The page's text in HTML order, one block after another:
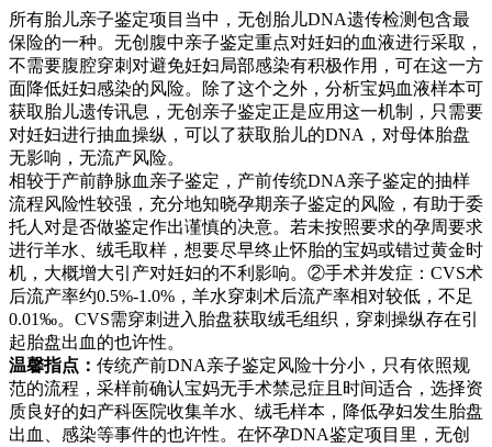
所有胎儿亲子鉴定项目当中，无创胎儿DNA遗传检测包含最
保险的一种。无创腹中亲子鉴定重点对妊妇的血液进行采取，
不需要腹腔穿刺对避免妊妇局部感染有积极作用，可在这一方
面降低妊妇感染的风险。除了这个之外，分析宝妈血液样本可
获取胎儿遗传讯息，无创亲子鉴定正是应用这一机制，只需要
对妊妇进行抽血操纵，可以了获取胎儿的DNA，对母体胎盘
无影响，无流产风险。
相较于产前静脉血亲子鉴定，产前传统DNA亲子鉴定的抽样
流程风险性较强，充分地知晓孕期亲子鉴定的风险，有助于委
托人对是否做鉴定作出谨慎的决意。若未按照要求的孕周要求
进行羊水、绒毛取样，想要尽早终止怀胎的宝妈或错过黄金时
机，大概增大引产对妊妇的不利影响。②手术并发症：CVS术
后流产率约0.5%-1.0%，羊水穿刺术后流产率相对较低，不足
0.01‰。CVS需穿刺进入胎盘获取绒毛组织，穿刺操纵存在引
起胎盘出血的也许性。
温馨指点： 传统产前DNA亲子鉴定风险十分小，只有依照规
范的流程，采样前确认宝妈无手术禁忌症且时间适合，选择资
质良好的妇产科医院收集羊水、绒毛样本，降低孕妇发生胎盘
出血、感染等事件的也许性。在怀孕DNA鉴定项目里，无创